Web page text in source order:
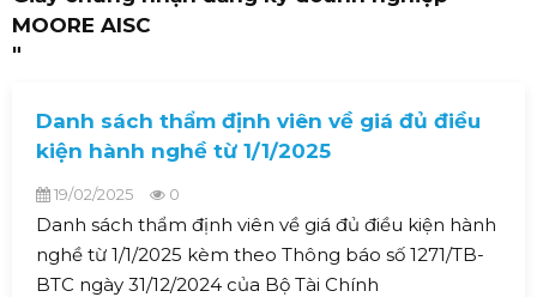
MOORE AISC
"
Danh sách thẩm định viên về giá đủ điều
kiện hành nghề từ 1/1/2025
19/02/2025 0
Danh sách thẩm định viên về giá đủ điều kiện hành
nghề từ 1/1/2025 kèm theo Thông báo số 1271/TB-
BTC ngày 31/12/2024 của Bộ Tài Chính